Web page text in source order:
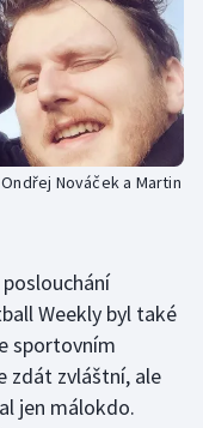
Nováček a Martin
Weekly byl také
sportovním
zdát zvláštní, ale
jen málokdo.